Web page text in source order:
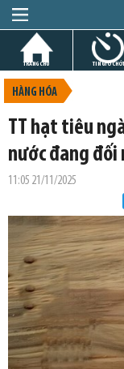
TRANG CHỦ TIN GIỜ CHÓT
HÀNG HÓA
TT hạt tiêu
nước đang đối
11:05 21/11/2025